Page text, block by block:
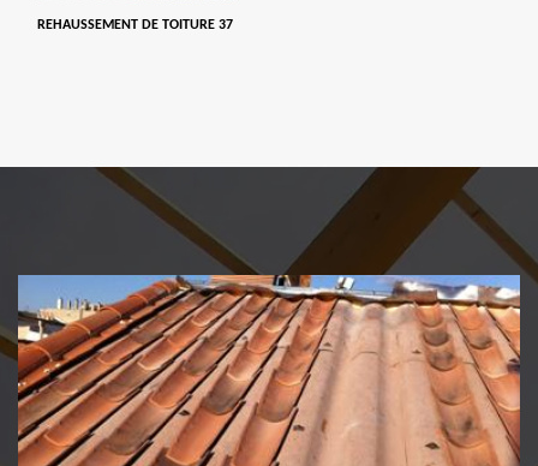
REHAUSSEMENT DE TOITURE 37